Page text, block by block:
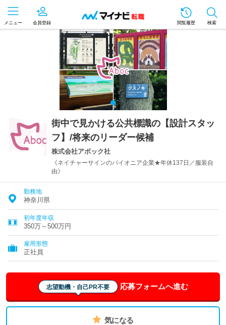
メニュー 会員登録 閲覧履歴 検索
街中で見かける公共標識の【設計スタッ
フ】/将来のリーダー候補
株式会社アボック社
《ネイチャーサインのパイオニア企業★年休137日／服装自
由》
勤務地
神奈川県
初年度年収
350万～500万円
雇用形態
正社員
志望動機・自己PR不要 応募フォームへ進む
気になる